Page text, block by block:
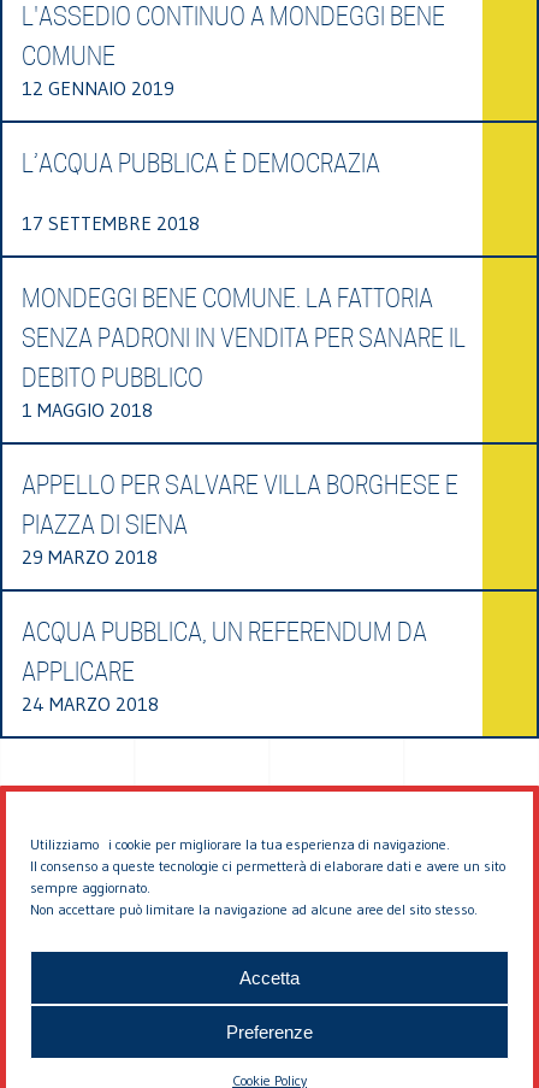
Utilizziamo i cookie per migliorare la tua esperienza di navigazione.
Il consenso a queste tecnologie ci permetterà di elaborare dati e avere un sito
sempre aggiornato.
Non accettare può limitare la navigazione ad alcune aree del sito stesso.
Accetta
Preferenze
Cookie Policy
L'ASSEDIO CONTINUO A MONDEGGI BENE
COMUNE
12 GENNAIO 2019
L’ACQUA PUBBLICA È DEMOCRAZIA
17 SETTEMBRE 2018
MONDEGGI BENE COMUNE. LA FATTORIA
SENZA PADRONI IN VENDITA PER SANARE IL
DEBITO PUBBLICO
1 MAGGIO 2018
APPELLO PER SALVARE VILLA BORGHESE E
PIAZZA DI SIENA
29 MARZO 2018
ACQUA PUBBLICA, UN REFERENDUM DA
APPLICARE
24 MARZO 2018
© 2026 EDDYBURG